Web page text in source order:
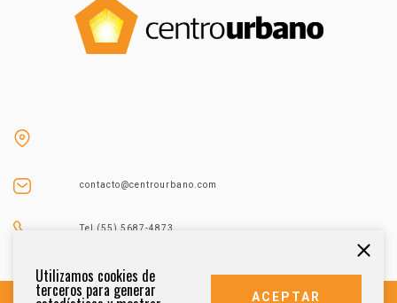
contacto@centrourbano.com
Tel (55) 5687-4873
Utilizamos cookies de
terceros para generar ACEPTAR